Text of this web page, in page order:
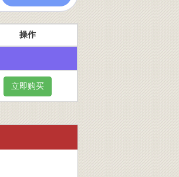
操作
立即购买